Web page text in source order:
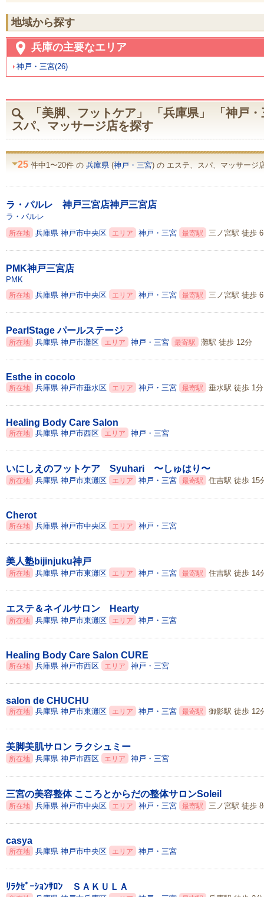
地域から探す
兵庫の主要なエリア
神戸・三宮(26)
「美脚、フットケア」 「兵庫県」 「神戸
スパ、マッサージ店を探す
25 件中1〜20件 の 兵庫県 (神戸・三宮) の エステ、スパ、マッサージ
ラ・パルレ 神戸三宮店神戸三宮店
ラ・パルレ
所在地 兵庫県 神戸市中央区 エリア 神戸・三宮 最寄駅 三ノ宮駅 徒歩
PMK神戸三宮店
PMK
所在地 兵庫県 神戸市中央区 エリア 神戸・三宮 最寄駅 三ノ宮駅 徒歩
PearlStage パールステージ
所在地 兵庫県 神戸市灘区 エリア 神戸・三宮 最寄駅 灘駅 徒歩 12分
Esthe in cocolo
所在地 兵庫県 神戸市垂水区 エリア 神戸・三宮 最寄駅 垂水駅 徒歩 1分
Healing Body Care Salon
所在地 兵庫県 神戸市西区 エリア 神戸・三宮
いにしえのフットケア Syuhari 〜しゅはり〜
所在地 兵庫県 神戸市東灘区 エリア 神戸・三宮 最寄駅 住吉駅 徒歩 15
Cherot
所在地 兵庫県 神戸市中央区 エリア 神戸・三宮
美人塾bijinjuku神戸
所在地 兵庫県 神戸市東灘区 エリア 神戸・三宮 最寄駅 住吉駅 徒歩 14
エステ＆ネイルサロン Hearty
所在地 兵庫県 神戸市東灘区 エリア 神戸・三宮
Healing Body Care Salon CURE
所在地 兵庫県 神戸市西区 エリア 神戸・三宮
salon de CHUCHU
所在地 兵庫県 神戸市東灘区 エリア 神戸・三宮 最寄駅 御影駅 徒歩 12
美脚美肌サロン ラクシュミー
所在地 兵庫県 神戸市西区 エリア 神戸・三宮
三宮の美容整体 こころとからだの整体サロンSoleil
所在地 兵庫県 神戸市中央区 エリア 神戸・三宮 最寄駅 三ノ宮駅 徒歩
casya
所在地 兵庫県 神戸市中央区 エリア 神戸・三宮
ﾘﾗｸｾﾞｰｼｮﾝｻﾛﾝ ＳＡＫＵＬＡ